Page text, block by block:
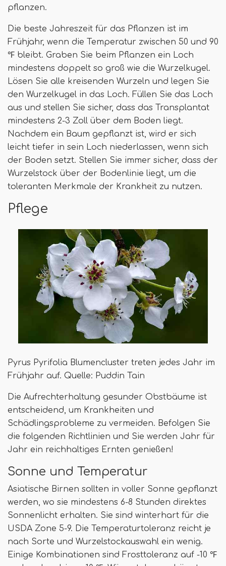
pflanzen.
Die beste Jahreszeit für das Pflanzen ist im
Frühjahr, wenn die Temperatur zwischen 50 und 90
℉ bleibt. Graben Sie beim Pflanzen ein Loch
mindestens doppelt so groß wie die Wurzelkugel.
Lösen Sie alle kreisenden Wurzeln und legen Sie
den Wurzelkugel in das Loch. Füllen Sie das Loch
aus und stellen Sie sicher, dass das Transplantat
mindestens 2-3 Zoll über dem Boden liegt.
Nachdem ein Baum gepflanzt ist, wird er sich
leicht tiefer in sein Loch niederlassen, wenn sich
der Boden setzt. Stellen Sie immer sicher, dass der
Wurzelstock über der Bodenlinie liegt, um die
toleranten Merkmale der Krankheit zu nutzen.
Pflege
Pyrus Pyrifolia Blumencluster treten jedes Jahr im
Frühjahr auf. Quelle: Puddin Tain
Die Aufrechterhaltung gesunder Obstbäume ist
entscheidend, um Krankheiten und
Schädlingsprobleme zu vermeiden. Befolgen Sie
die folgenden Richtlinien und Sie werden Jahr für
Jahr ein reichhaltiges Ernten genießen!
Sonne und Temperatur
Asiatische Birnen sollten in voller Sonne gepflanzt
werden, wo sie mindestens 6-8 Stunden direktes
Sonnenlicht erhalten. Sie sind winterhart für die
USDA Zone 5-9. Die Temperaturtoleranz reicht je
nach Sorte und Wurzelstockauswahl ein wenig.
Einige Kombinationen sind Frosttoleranz auf -10 ℉